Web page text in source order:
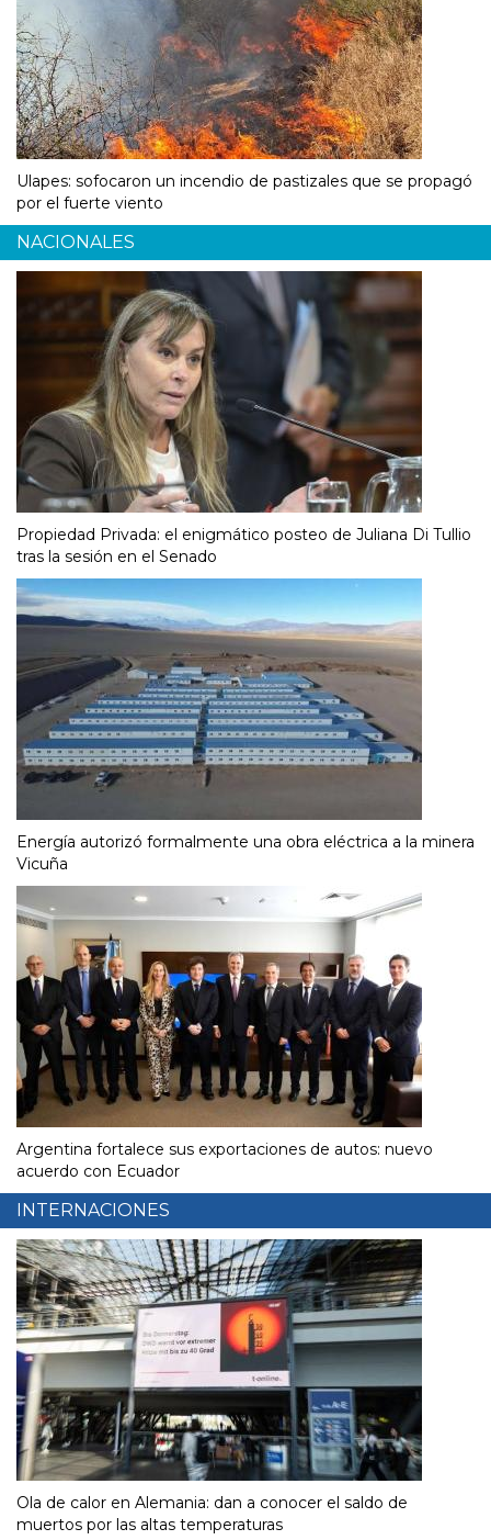
Ulapes: sofocaron un incendio de pastizales que se propagó
por el fuerte viento
NACIONALES
Propiedad Privada: el enigmático posteo de Juliana Di Tullio
tras la sesión en el Senado
Energía autorizó formalmente una obra eléctrica a la minera
Vicuña
Argentina fortalece sus exportaciones de autos: nuevo
acuerdo con Ecuador
INTERNACIONES
Ola de calor en Alemania: dan a conocer el saldo de
muertos por las altas temperaturas